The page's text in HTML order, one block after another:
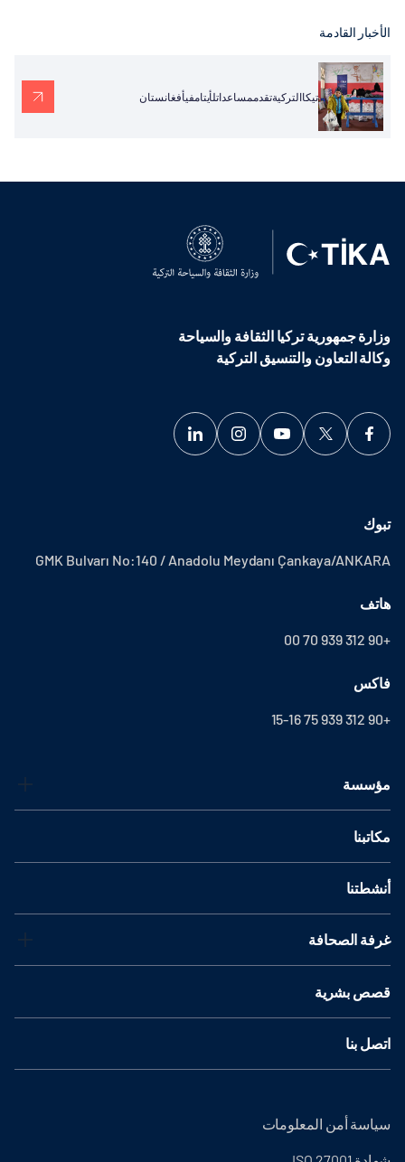
الأخبار القادمة
تيكاالتركيةتقدممساعداتلأيتامفيأفغانستان
وزارة جمهورية تركيا الثقافة والسياحة
وكالة التعاون والتنسيق التركية
تبوك
GMK Bulvarı No:140 / Anadolu Meydanı Çankaya/ANKARA
هاتف
+90 312 939 70 00
فاكس
+90 312 939 75 15-16
مؤسسة
مكاتبنا
أنشطتنا
غرفة الصحافة
قصص بشرية
اتصل بنا
سياسة أمن المعلومات